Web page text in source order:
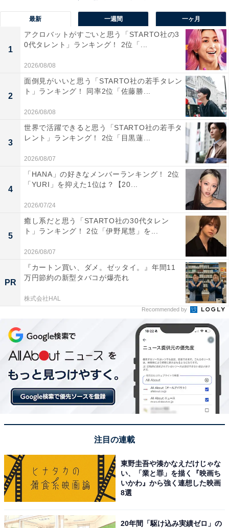
地元の人々はもちろん関東各地から多くの参拝者が訪れ
ます。緑豊かな参道を歩けば、静けさと厳かな雰囲気に
包まれ、心が洗われるような感覚を味わえるのも魅力で
す。
回答者からは「縁結びの神様から良縁へと導かれたいで
す」（50代男性／北海道）、「縁結びで有名で、風鈴の
季節は特に幻想的な雰囲気が魅力的だから」（30代女性
／東京都）、「氷川神社の総本山なので、運気が上がり
そう」（30代女性／東京都）といった声が集まりまし
た。
※回答者からのコメントは原文ママです
この記事の筆者：坂上 恵
All About ニュースの編集者。オールアバウトに入社後、
SNSトレンドにフォーカスした記事執筆やSEOライティ
ングの経験を経て、のちにAll About ニュースチームのメ
ンバーに参入。現在は旅行・カルチャー・エンタメなど
を中心に企画編集を担当。東京都出身。居酒屋巡りとス
ポーツ観戦が生きがい。
次ページ 6位までのランキング結果を見る
最新 一週間 一ヶ月
1
アクロバットがすごいと思う「STARTO社の3
0代タレント」ランキング！ 2位「...
2026/08/08
2
面倒見がいいと思う「STARTO社の若手タレン
ト」ランキング！ 同率2位「佐藤勝...
2026/08/08
3
世界で活躍できると思う「STARTO社の若手タ
レント」ランキング！ 2位「目黒蓮...
2026/08/07
4
「HANA」の好きなメンバーランキング！ 2位
「YURI」を抑えた1位は？【20...
2026/07/24
5
癒し系だと思う「STARTO社の30代タレン
ト」ランキング！ 2位「伊野尾慧」を...
2026/08/07
PR
『カートン買い、ダメ。ゼッタイ。』年間11
万円節約の新型タバコが爆売れ
株式会社HAL
Recommended by
注目の連載
東野圭吾や湊かなえだけじゃな
い、「業と罪」を描く『映画ち
いかわ』から強く連想した映画
8選
20年間「駆け込み実績ゼロ」の